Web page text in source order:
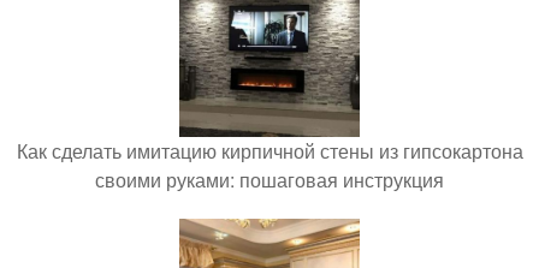
Как сделать имитацию кирпичной стены из гипсокартона
своими руками: пошаговая инструкция